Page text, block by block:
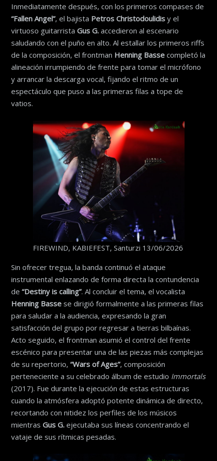
Inmediatamente después, con los primeros compases de
“Fallen Angel”, el bajista Petros Christodoulidisy el
virtuoso guitarrista Gus G.accedieron al escenario
saludando con el puño en alto. Al estallar los primeros riffs
de la composición, el frontman Henning Bassecompletó la
alineación irrumpiendo de frente para tomar el micrófono
y arrancar la descarga vocal, fijando el ritmo de un
espectáculo que puso a las primeras filas a tope de
vatios.
FIREWIND, KABIEFEST, Santurzi 13/06/2026
Sin ofrecer tregua, la banda continuó el ataque
instrumental enlazando de forma directa la contundencia
de “Destiny is calling”. Al concluir el tema, el vocalista
Henning Bassese dirigió formalmente a las primeras filas
para saludar a la audiencia, expresando la gran
satisfacción del grupo por regresar a tierras bilbaínas.
Acto seguido, el frontman asumió el control del frente
escénico para presentar una de las piezas más complejas
de su repertorio, “Wars of Ages”, composición
perteneciente a su celebrado álbum de estudio Immortals
(2017). Fue durante la ejecución de estas estructuras
cuando la atmósfera adoptó potente dinámica de directo,
recortando con nitidez los perfiles de los músicos
mientras Gus G.ejecutaba sus líneas concentrando el
vataje de sus rítmicas pesadas.